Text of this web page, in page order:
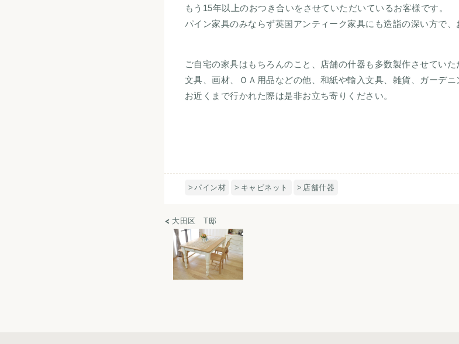
もう15年以上のおつき合いをさせていただいているお客様です。
パイン家具のみならず英国アンティーク家具にも造詣の深い方で
ご自宅の家具はもちろんのこと、店舗の什器も多数製作させてい
文具、画材、ＯＡ用品などの他、和紙や輸入文具、雑貨、ガーデ
お近くまで行かれた際は是非お立ち寄りください。
パイン材 キャビネット 店舗什器
大田区 T邸